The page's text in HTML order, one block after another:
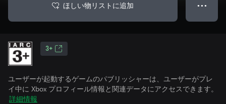
ほしい物リストに追加 ● ● ●
3+
ユーザーが起動するゲームのパブリッシャーは、ユーザーがプレ
イ中に Xbox プロフィール情報と関連データにアクセスできます。
詳細情報